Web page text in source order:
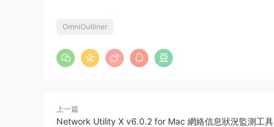
OmniOutliner
上一篇
Network Utility X v6.0.2 for Mac 網絡信息狀況監測工具